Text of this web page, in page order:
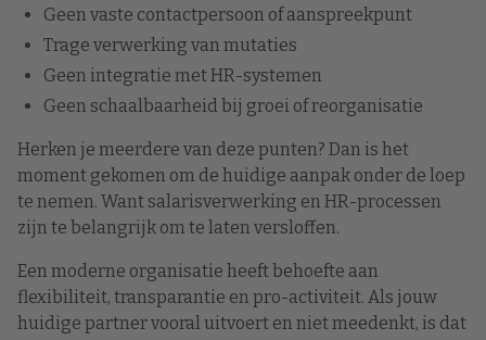
Geen vaste contactpersoon of aanspreekpunt
Trage verwerking van mutaties
Geen integratie met HR-systemen
Geen schaalbaarheid bij groei of reorganisatie
Herken je meerdere van deze punten? Dan is het
moment gekomen om de huidige aanpak onder de loep
te nemen. Want salarisverwerking en HR-processen
zijn te belangrijk om te laten versloffen.
Een moderne organisatie heeft behoefte aan
flexibiliteit, transparantie en pro-activiteit. Als jouw
huidige partner vooral uitvoert en niet meedenkt, is dat